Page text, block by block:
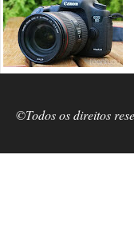
©Todos os direitos